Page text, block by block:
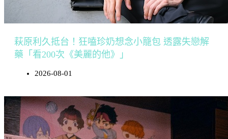
萩原利久抵台！狂嗑珍奶想念小籠包 透露失戀解
藥「看200次《美麗的他》」
2026-08-01